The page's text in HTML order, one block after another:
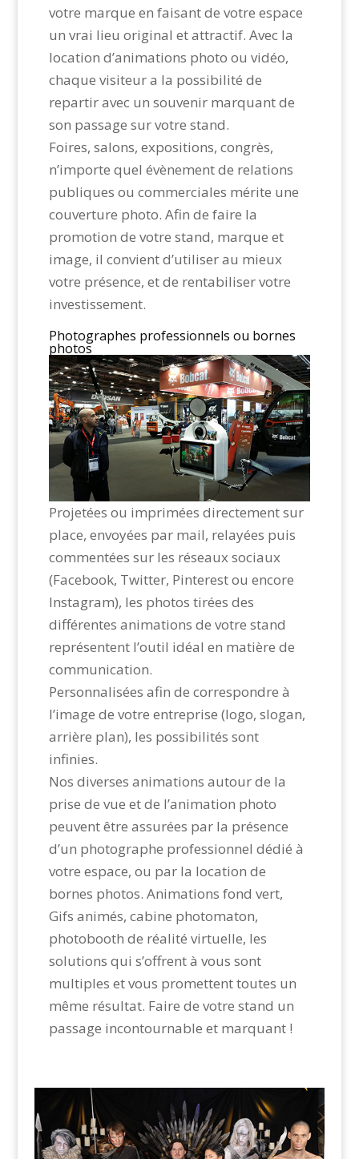
votre marque en faisant de votre espace
un vrai lieu original et attractif. Avec la
location d’animations photo ou vidéo,
chaque visiteur a la possibilité de
repartir avec un souvenir marquant de
son passage sur votre stand.
Foires, salons, expositions, congrès,
n’importe quel évènement de relations
publiques ou commerciales mérite une
couverture photo. Afin de faire la
promotion de votre stand, marque et
image, il convient d’utiliser au mieux
votre présence, et de rentabiliser votre
investissement.
Photographes professionnels ou bornes
photos
Projetées ou imprimées directement sur
place, envoyées par mail, relayées puis
commentées sur les réseaux sociaux
(Facebook, Twitter, Pinterest ou encore
Instagram), les photos tirées des
différentes animations de votre stand
représentent l’outil idéal en matière de
communication.
Personnalisées afin de correspondre à
l’image de votre entreprise (logo, slogan,
arrière plan), les possibilités sont
infinies.
Nos diverses animations autour de la
prise de vue et de l’animation photo
peuvent être assurées par la présence
d’un photographe professionnel dédié à
votre espace, ou par la location de
bornes photos. Animations fond vert,
Gifs animés, cabine photomaton,
photobooth de réalité virtuelle, les
solutions qui s’offrent à vous sont
multiples et vous promettent toutes un
même résultat. Faire de votre stand un
passage incontournable et marquant !